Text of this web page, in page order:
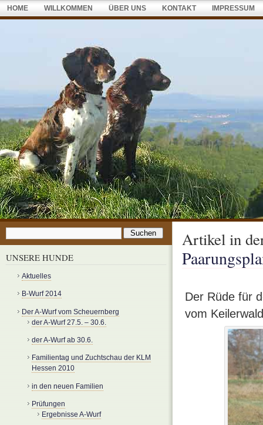
HOME WILLKOMMEN ÜBER UNS KONTAKT IMPRESSUM
Artikel in
Der Rüde für
vom
UNSERE HUNDE
Aktuelles
B-Wurf 2014
Der A-Wurf vom Scheuernberg
der A-Wurf 27.5. – 30.6.
der A-Wurf ab 30.6.
Familientag und Zuchtschau der KLM
Hessen 2010
in den neuen Familien
Prüfungen
Ergebnisse A-Wurf